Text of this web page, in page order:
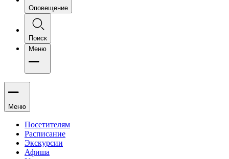
Оповещение
Поиск
Меню
Меню
Посетителям
Расписание
Экскурсии
Афиша